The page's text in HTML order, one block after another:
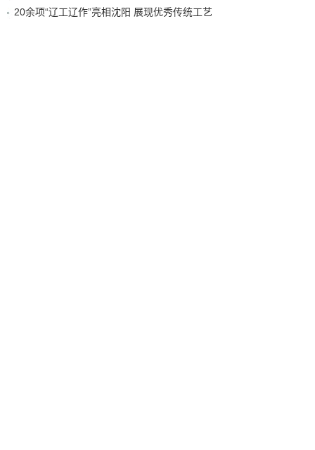
20余项“辽工辽作”亮相沈阳 展现优秀传统工艺